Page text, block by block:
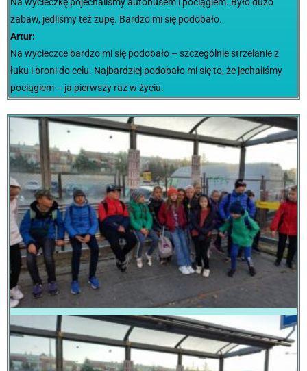
Na wycieczkę pojechaliśmy autobusem i pociągiem. Było dużo
zabaw, jedliśmy też zupę. Bardzo mi się podobało.
Artur:
Na wycieczce bardzo mi się podobało – szczególnie strzelanie z
łuku i broni do celu. Najbardziej podobało mi się to, że jechaliśmy
pociągiem – ja pierwszy raz w życiu.